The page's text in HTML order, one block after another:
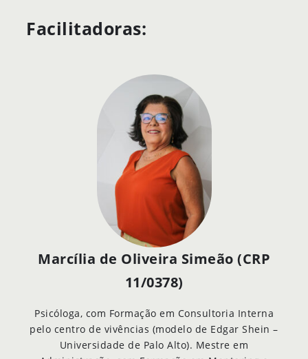
Facilitadoras:
Marcília de Oliveira Simeão (CRP
11/0378)
Psicóloga, com Formação em Consultoria Interna
pelo centro de vivências (modelo de Edgar Shein –
Universidade de Palo Alto). Mestre em